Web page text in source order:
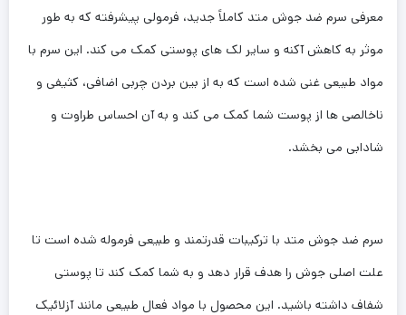
معرفی سرم ضد جوش متد کاملاً جدید، فرمولی پیشرفته که به طور
موثر به کاهش آکنه و سایر لک های پوستی کمک می کند. این سرم با
مواد طبیعی غنی شده است که به از بین بردن چربی اضافی، کثیفی و
ناخالصی ها از پوست شما کمک می کند و به آن احساس طراوت و
شادابی می بخشد.
سرم ضد جوش متد با ترکیبات قدرتمند و طبیعی فرموله شده است تا
علت اصلی جوش را هدف قرار دهد و به شما کمک کند تا پوستی
شفاف داشته باشید. این محصول با مواد فعال طبیعی مانند آزلائیک